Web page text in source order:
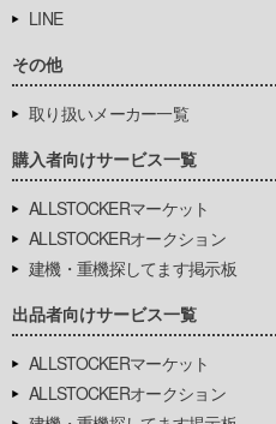
LINE
その他
取り扱いメーカー一覧
購入者向けサービス一覧
ALLSTOCKERマーケット
ALLSTOCKERオークション
建機・重機探してます掲示板
出品者向けサービス一覧
ALLSTOCKERマーケット
ALLSTOCKERオークション